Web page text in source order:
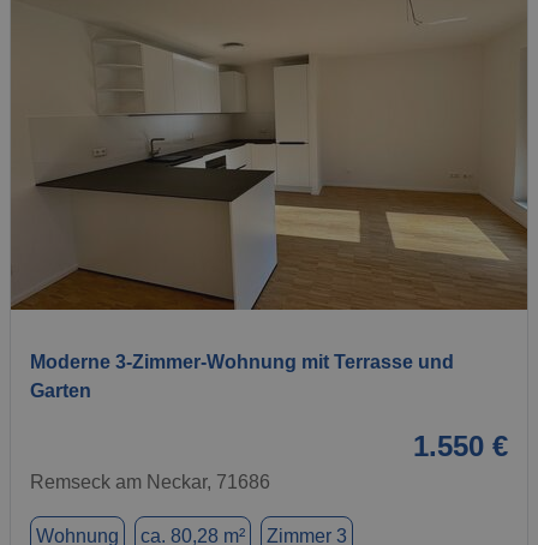
Moderne 3-Zimmer-Wohnung mit Terrasse und
Garten
1.550 €
Remseck am Neckar, 71686
Wohnung ca. 80,28 m² Zimmer 3